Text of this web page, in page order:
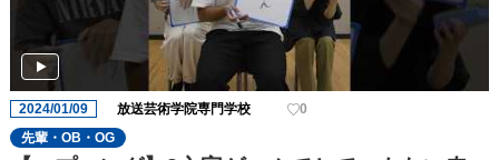
2024/01/09 放送芸術学院専門学校
0
先輩・OB・OG